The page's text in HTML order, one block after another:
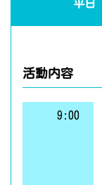
平日
活動内容
9:00